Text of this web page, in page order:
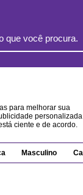
para melhorar sua
personalizada
ciente e de acordo.
Masculino